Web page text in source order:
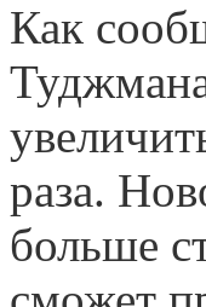
Как
раза.
больше